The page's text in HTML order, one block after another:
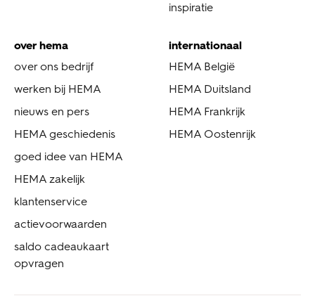
inspiratie
over hema
over ons bedrijf
werken bij HEMA
nieuws en pers
HEMA geschiedenis
goed idee van HEMA
HEMA zakelijk
klantenservice
actievoorwaarden
saldo cadeaukaart
opvragen
internationaal
HEMA België
HEMA Duitsland
HEMA Frankrijk
HEMA Oostenrijk